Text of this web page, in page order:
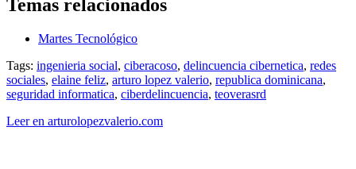
Temas relacionados
Martes Tecnológico
Tags: ingenieria social, ciberacoso, delincuencia cibernetica, redes
sociales, elaine feliz, arturo lopez valerio, republica dominicana,
seguridad informatica, ciberdelincuencia, teoverasrd
Leer en arturolopezvalerio.com